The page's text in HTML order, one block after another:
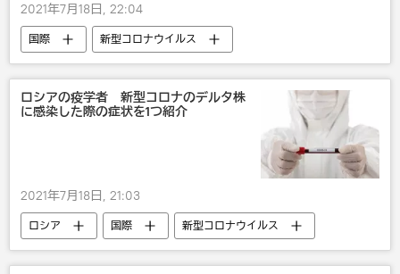
2021年7月18日, 22:04
国際 新型コロナウイルス
ロシアの疫学者 新型コロナのデルタ株
に感染した際の症状を1つ紹介
2021年7月18日, 21:03
ロシア 国際 新型コロナウイルス